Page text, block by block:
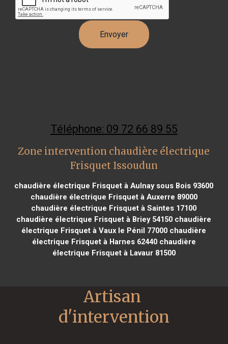
Téléphone: 09 72 66 89 55
Zone intervention chaudière électrique
Frisquet Issoudun
chaudière électrique Frisquet à Aulnay sous Bois 93600
chaudière électrique Frisquet à Auxerre 89000
chaudière électrique Frisquet à Saintes 17100
chaudière électrique Frisquet à Briey 54150 chaudière
électrique Frisquet à Vaux le Pénil 77000 chaudière
électrique Frisquet à Harnes 62440chaudière
électrique Frisquet à Lavaur 81500
Artisan
d'intervention